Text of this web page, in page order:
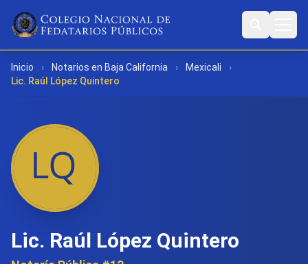
Inicio › Notarios en Baja California › Mexicali
›
Lic. Raúl López Quintero
Lic. Raúl López Quintero